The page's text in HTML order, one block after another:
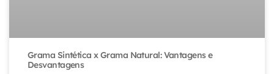
Grama Sintética x Grama Natural: Vantagens e
Desvantagens